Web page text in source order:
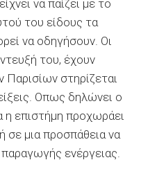
να παίζει με το
του είδους τα
να οδηγήσουν. Οι
του, έχουν
στηρίζεται
Οπως δηλώνει ο
η επιστήμη προχωράει
σε μια προσπάθεια να
ενέργειας.